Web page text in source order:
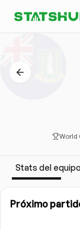
World
Stats del equipo
Próximo